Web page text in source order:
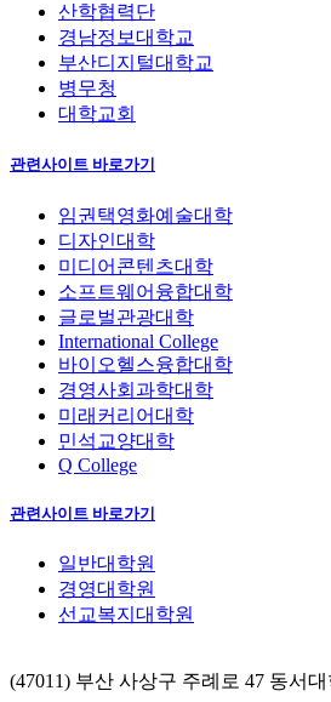
산학협력단
경남정보대학교
부산디지털대학교
병무청
대학교회
관련사이트 바로가기
임권택영화예술대학
디자인대학
미디어콘텐츠대학
소프트웨어융합대학
글로벌관광대학
International College
바이오헬스융합대학
경영사회과학대학
미래커리어대학
민석교양대학
Q College
관련사이트 바로가기
일반대학원
경영대학원
선교복지대학원
(47011) 부산 사상구 주례로 47 동서